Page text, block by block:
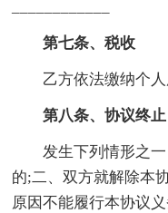
第七条、税收
乙方依法缴纳个人
第八条、协议终止
发生下列情形之一
的;二、双方就解除本
原因不能履行本协议义